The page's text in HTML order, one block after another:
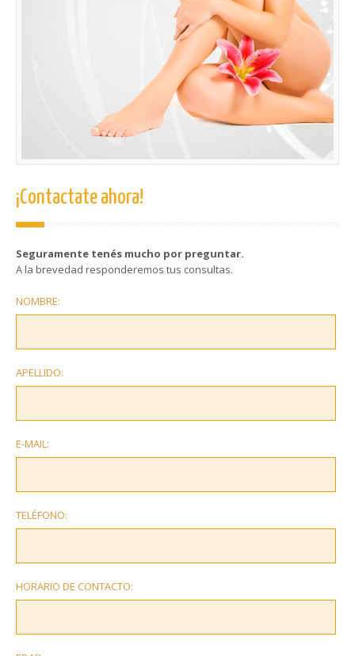
¡Contactate ahora!
Seguramente tenés mucho por preguntar.
A la brevedad responderemos tus consultas.
NOMBRE:
APELLIDO:
E-MAIL:
TELÉFONO:
HORARIO DE CONTACTO: